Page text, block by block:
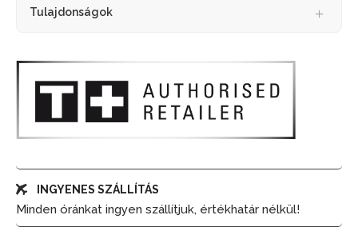
Tulajdonságok
INGYENES SZÁLLÍTÁS
Minden óránkat ingyen szállítjuk, értékhatár nélkül!